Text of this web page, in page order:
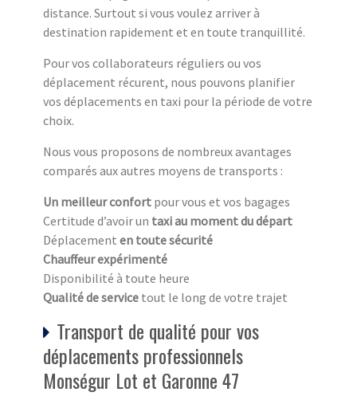
distance. Surtout si vous voulez arriver à
destination rapidement et en toute tranquillité.
Pour vos collaborateurs réguliers ou vos
déplacement récurent, nous pouvons planifier
vos déplacements en taxi pour la période de votre
choix.
Nous vous proposons de nombreux avantages
comparés aux autres moyens de transports :
Un meilleur confort pour vous et vos bagages
Certitude d’avoir un taxi au moment du départ
Déplacement en toute sécurité
Chauffeur expérimenté
Disponibilité à toute heure
Qualité de service tout le long de votre trajet
Transport de qualité pour vos
déplacements professionnels
Monségur Lot et Garonne 47